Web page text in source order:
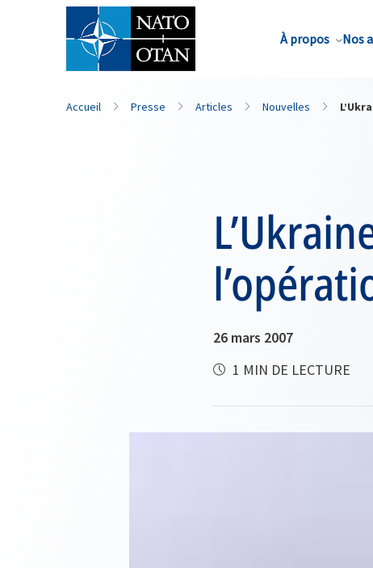
À propos Nos
Nom de famille*
Accueil Presse Articles Nouvelles
26 mars 2007
1 MIN DE LECTURE